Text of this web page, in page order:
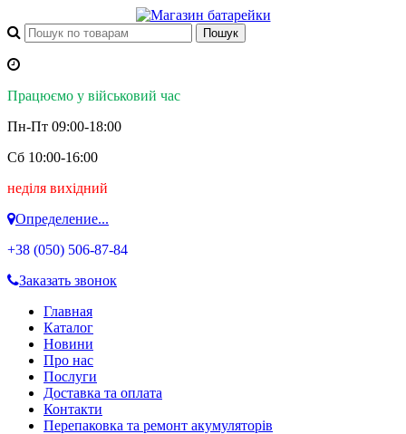
Працюємо у військовий час
Пн-Пт 09:00-18:00
Сб 10:00-16:00
неділя вихідний
Определение...
+38 (050) 506-87-84
Заказать звонок
Главная
Каталог
Новини
Про нас
Послуги
Доставка та оплата
Контакти
Перепаковка та ремонт акумуляторів